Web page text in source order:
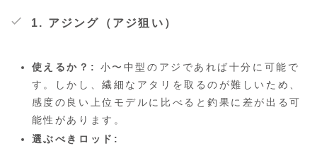
1. アジング（アジ狙い）
使えるか？:
小〜中型のアジであれば十分に可能で
す。しかし、繊細なアタリを取るのが難しいため、
感度の良い上位モデルに比べると釣果に差が出る可
能性があります。
選ぶべきロッド: